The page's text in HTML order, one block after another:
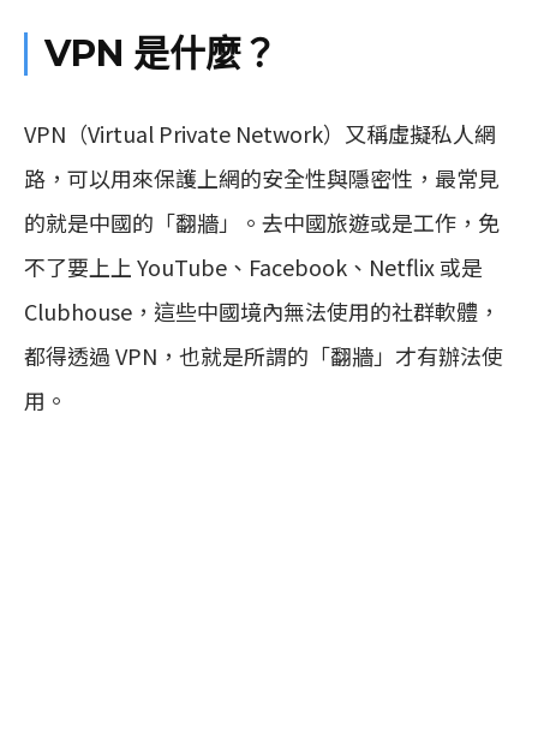
VPN 是什麼？
VPN（Virtual Private Network）又稱虛擬私人網
路，可以用來保護上網的安全性與隱密性，最常見
的就是中國的「翻牆」。去中國旅遊或是工作，免
不了要上上 YouTube、Facebook、Netflix 或是
Clubhouse，這些中國境內無法使用的社群軟體，
都得透過 VPN，也就是所謂的「翻牆」才有辦法使
用。